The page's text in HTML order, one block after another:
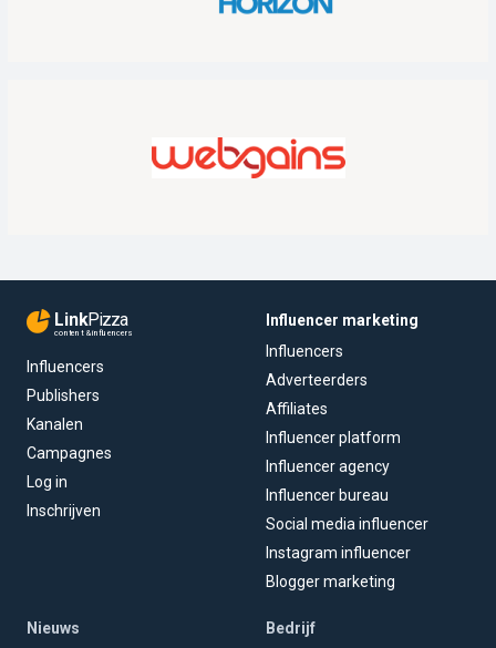
LinkPizza
content & influencers
Influencers
Publishers
Kanalen
Campagnes
Log in
Inschrijven
Influencer marketing
Influencers
Adverteerders
Affiliates
Influencer platform
Influencer agency
Influencer bureau
Social media influencer
Instagram influencer
Blogger marketing
Nieuws Bedrijf